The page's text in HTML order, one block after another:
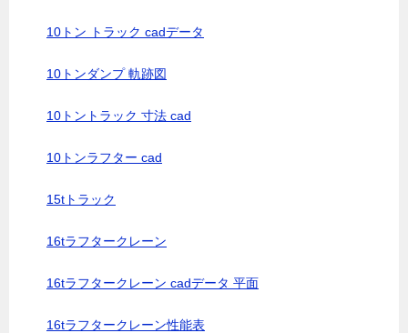
10トン トラック cadデータ
10トンダンプ 軌跡図
10トントラック 寸法 cad
10トンラフター cad
15tトラック
16tラフタークレーン
16tラフタークレーン cadデータ 平面
16tラフタークレーン性能表